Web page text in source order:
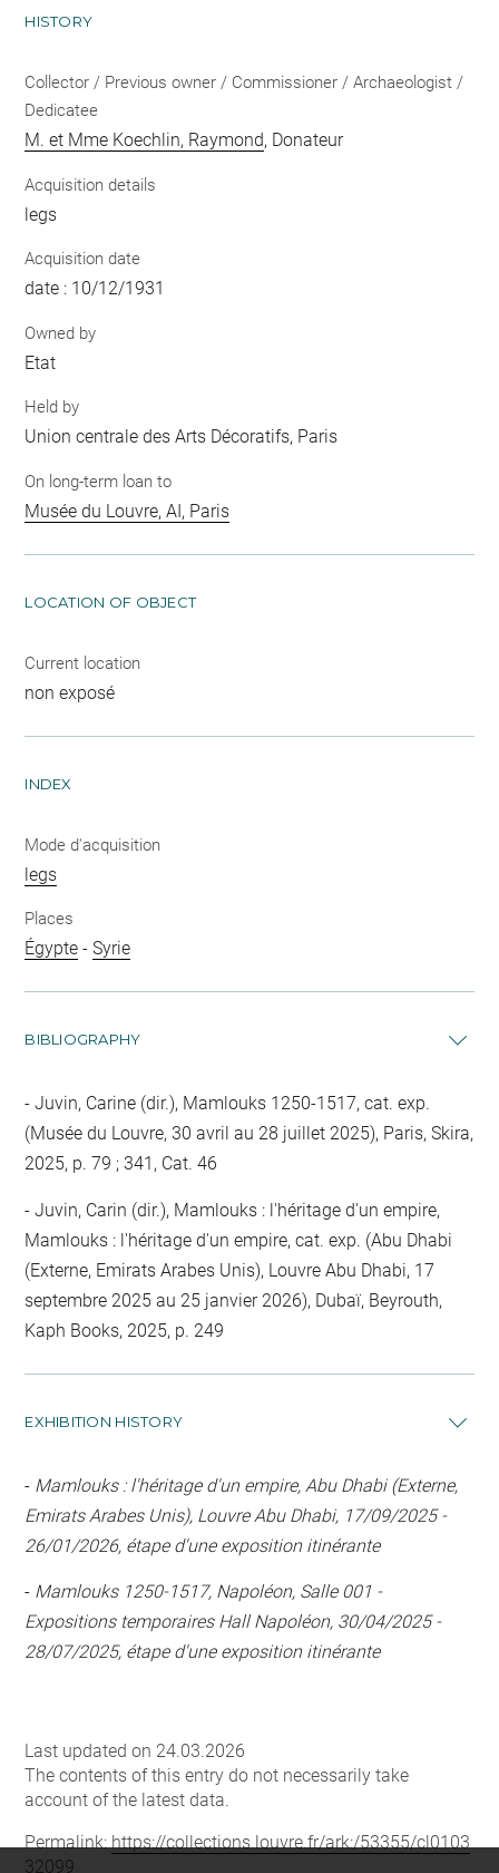
HISTORY
Collector / Previous owner / Commissioner / Archaeologist /
Dedicatee
M. et Mme Koechlin, Raymond, Donateur
Acquisition details
legs
Acquisition date
date : 10/12/1931
Owned by
Etat
Held by
Union centrale des Arts Décoratifs, Paris
On long-term loan to
Musée du Louvre, AI, Paris
LOCATION OF OBJECT
Current location
non exposé
INDEX
Mode d'acquisition
legs
Places
Égypte -Syrie
BIBLIOGRAPHY
Juvin, Carine (dir.), Mamlouks 1250-1517, cat. exp.
(Musée du Louvre, 30 avril au 28 juillet 2025), Paris, Skira,
2025, p. 79 ; 341, Cat. 46
Juvin, Carin (dir.), Mamlouks : l'héritage d'un empire,
Mamlouks : l'héritage d'un empire, cat. exp. (Abu Dhabi
(Externe, Emirats Arabes Unis), Louvre Abu Dhabi, 17
septembre 2025 au 25 janvier 2026), Dubaï, Beyrouth,
Kaph Books, 2025, p. 249
EXHIBITION HISTORY
- Mamlouks : l'héritage d'un empire, Abu Dhabi (Externe,
Emirats Arabes Unis), Louvre Abu Dhabi, 17/09/2025 -
26/01/2026, étape d'une exposition itinérante
- Mamlouks 1250-1517, Napoléon, Salle 001 -
Expositions temporaires Hall Napoléon, 30/04/2025 -
28/07/2025, étape d'une exposition itinérante
Last updated on 24.03.2026
The contents of this entry do not necessarily take
account of the latest data.
Permalink:https://collections.louvre.fr/ark:/53355/cl0103
32099